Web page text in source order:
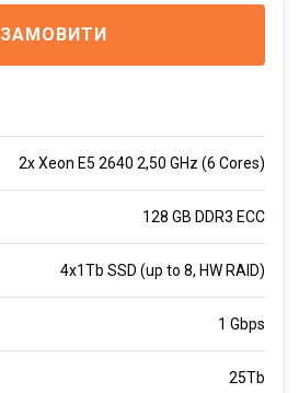
ЗАМОВИТИ
2x Xeon E5 2640 2,50 GHz (6 Cores)
128 GB DDR3 ECC
4x1Tb SSD (up to 8, HW RAID)
1 Gbps
25Tb